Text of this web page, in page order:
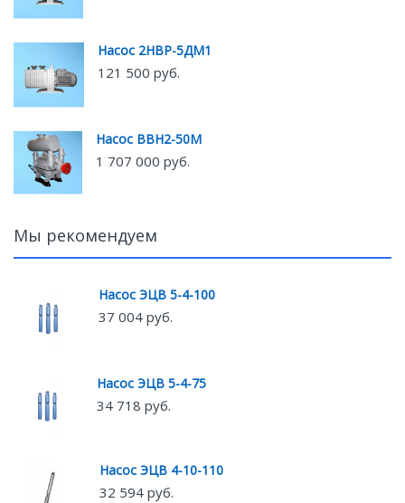
Насос 2НВР-5ДМ1
121 500 руб.
Насос ВВН2-50М
1 707 000 руб.
Мы рекомендуем
Насос ЭЦВ 5-4-100
37 004 руб.
Насос ЭЦВ 5-4-75
34 718 руб.
Насос ЭЦВ 4-10-110
32 594 руб.